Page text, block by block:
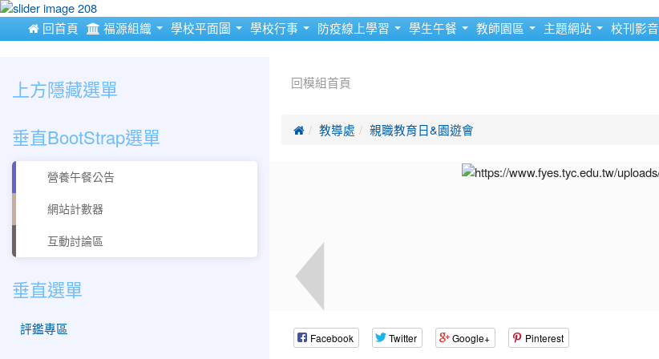
 回首頁 福源組織 學校平面圖 學校行事 防疫線上學習 學生午餐 教師園區 主題網站 校刊影音
回模組首頁
 教導處 親職教育日&園遊會
Facebook Twitter Google+ Pinterest
上方隱藏選單
垂直BootStrap選單
營養午餐公告
網站計數器
互動討論區
垂直選單
評鑑專區